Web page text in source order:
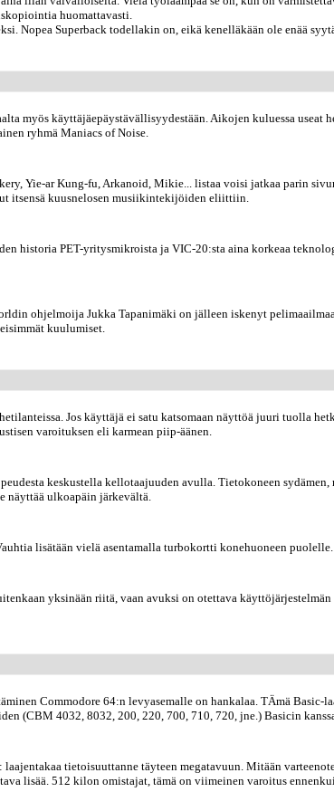
huomattavasti.
Nopea Superback todellakin on, eikä kenelläkään ole enää
myös käyttäjäepäystävällisyydestään. Aikojen kuluessa
ryhmä Maniacs of Noise.
Yie-ar Kung-fu, Arkanoid, Mikie... listaa voisi jatkaa parin
itsensä kuusnelosen musiikintekijöiden eliittiin.
historia PET-yritysmikroista ja VIC-20:sta aina korkeaa
ohjelmoija Jukka Tapanimäki on jälleen iskenyt
kuulumiset.
Jos käyttäjä ei satu katsomaan näyttöä juuri tuolla
varoituksen eli karmean piip-äänen.
keskustella kellotaajuuden avulla. Tietokoneen
näyttää ulkoapäin järkevältä.
lisätään vielä asentamalla turbokortti konehuoneen puolelle.
yksinään riitä, vaan avuksi on otettava
Commodore 64:n levyasemalle on hankalaa. TÄmä Basic-
(CBM 4032, 8032, 200, 220, 700, 710, 720, jne.) Basicin
tietoisuuttanne täyteen megatavuun. Mitään
lisää. 512 kilon omistajat, tämä on viimeinen varoitus